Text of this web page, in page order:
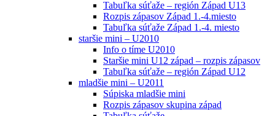
Tabuľka súťaže – región Západ U13
Rozpis zápasov Západ 1.-4.miesto
Tabuľka súťaže Západ 1.-4. miesto
staršie mini – U2010
Info o tíme U2010
Staršie mini U12 západ – rozpis zápasov
Tabuľka súťaže – región Západ U12
mladšie mini – U2011
Súpiska mladšie mini
Rozpis zápasov skupina západ